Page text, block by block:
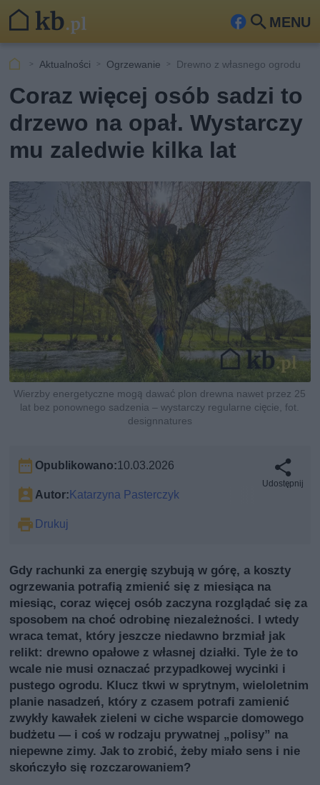
MENU
Fa
ceb
ook
Szu
Aktualności Ogrzewanie Drewno z własnego ogrodu
Coraz więcej osób sadzi to
drzewo na opał. Wystarczy
mu zaledwie kilka lat
Wierzby energetyczne mogą dawać plon drewna nawet przez 25
lat bez ponownego sadzenia – wystarczy regularne cięcie, fot.
designnatures
Opublikowano:10.03.2026
Autor:Katarzyna Pasterczyk
Drukuj
Udostępnij
Gdy rachunki za energię szybują w górę, a koszty
ogrzewania potrafią zmienić się z miesiąca na
miesiąc, coraz więcej osób zaczyna rozglądać się za
sposobem na choć odrobinę niezależności. I wtedy
wraca temat, który jeszcze niedawno brzmiał jak
relikt: drewno opałowe z własnej działki. Tyle że to
wcale nie musi oznaczać przypadkowej wycinki i
pustego ogrodu. Klucz tkwi w sprytnym, wieloletnim
planie nasadzeń, który z czasem potrafi zamienić
zwykły kawałek zieleni w ciche wsparcie domowego
budżetu — i coś w rodzaju prywatnej „polisy” na
niepewne zimy. Jak to zrobić, żeby miało sens i nie
skończyło się rozczarowaniem?